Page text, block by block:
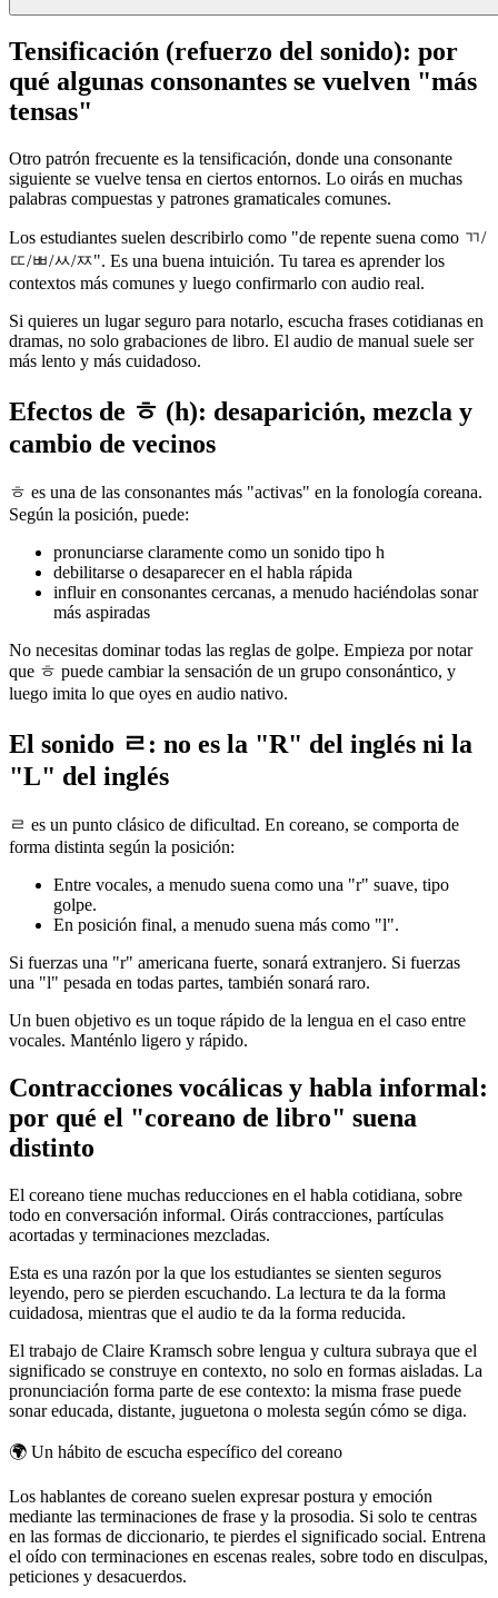
Tensificación (refuerzo del sonido): por
qué algunas consonantes se vuelven "más
tensas"
Otro patrón frecuente es la tensificación, donde una consonante
siguiente se vuelve tensa en ciertos entornos. Lo oirás en muchas
palabras compuestas y patrones gramaticales comunes.
Los estudiantes suelen describirlo como "de repente suena como ㄲ/
ㄸ/ㅃ/ㅆ/ㅉ". Es una buena intuición. Tu tarea es aprender los
contextos más comunes y luego confirmarlo con audio real.
Si quieres un lugar seguro para notarlo, escucha frases cotidianas en
dramas, no solo grabaciones de libro. El audio de manual suele ser
más lento y más cuidadoso.
Efectos de ㅎ (h): desaparición, mezcla y
cambio de vecinos
ㅎ es una de las consonantes más "activas" en la fonología coreana.
Según la posición, puede:
pronunciarse claramente como un sonido tipo h
debilitarse o desaparecer en el habla rápida
influir en consonantes cercanas, a menudo haciéndolas sonar
más aspiradas
No necesitas dominar todas las reglas de golpe. Empieza por notar
que ㅎ puede cambiar la sensación de un grupo consonántico, y
luego imita lo que oyes en audio nativo.
El sonido ㄹ: no es la "R" del inglés ni la
"L" del inglés
ㄹ es un punto clásico de dificultad. En coreano, se comporta de
forma distinta según la posición:
Entre vocales, a menudo suena como una "r" suave, tipo
golpe.
En posición final, a menudo suena más como "l".
Si fuerzas una "r" americana fuerte, sonará extranjero. Si fuerzas
una "l" pesada en todas partes, también sonará raro.
Un buen objetivo es un toque rápido de la lengua en el caso entre
vocales. Manténlo ligero y rápido.
Contracciones vocálicas y habla informal:
por qué el "coreano de libro" suena
distinto
El coreano tiene muchas reducciones en el habla cotidiana, sobre
todo en conversación informal. Oirás contracciones, partículas
acortadas y terminaciones mezcladas.
Esta es una razón por la que los estudiantes se sienten seguros
leyendo, pero se pierden escuchando. La lectura te da la forma
cuidadosa, mientras que el audio te da la forma reducida.
El trabajo de Claire Kramsch sobre lengua y cultura subraya que el
significado se construye en contexto, no solo en formas aisladas. La
pronunciación forma parte de ese contexto: la misma frase puede
sonar educada, distante, juguetona o molesta según cómo se diga.
🌍 Un hábito de escucha específico del coreano
Los hablantes de coreano suelen expresar postura y emoción
mediante las terminaciones de frase y la prosodia. Si solo te centras
en las formas de diccionario, te pierdes el significado social. Entrena
el oído con terminaciones en escenas reales, sobre todo en disculpas,
peticiones y desacuerdos.